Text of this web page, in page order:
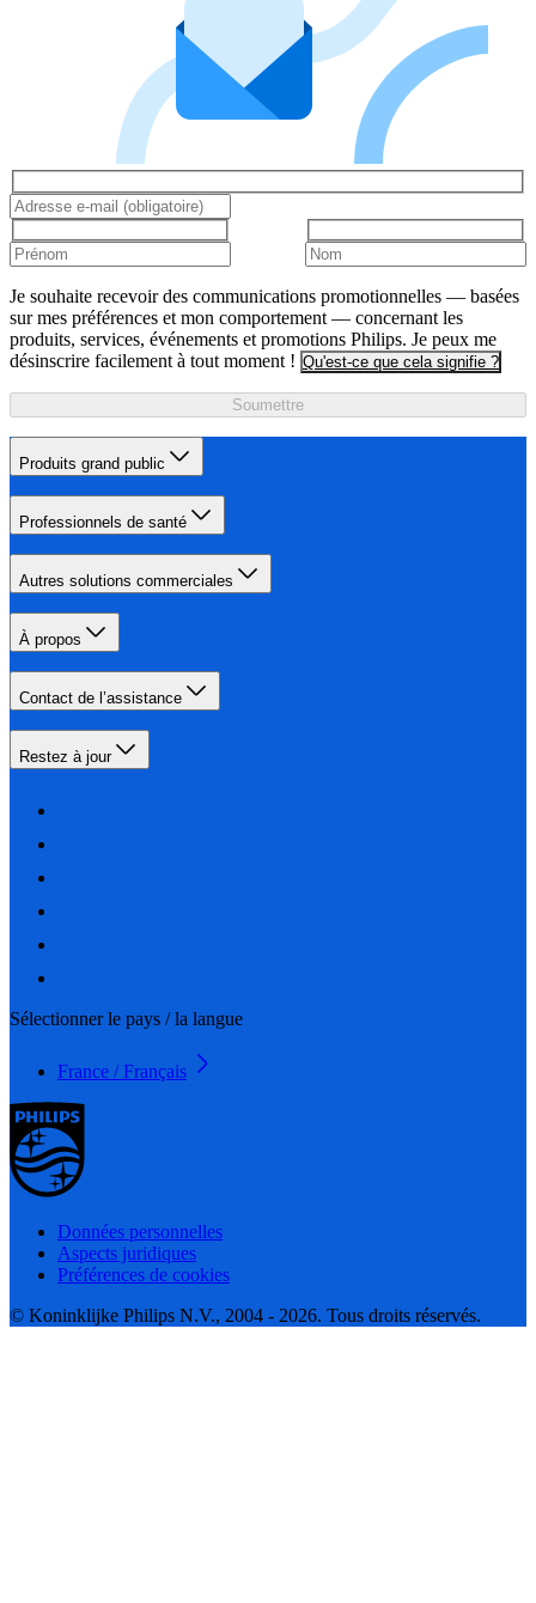
Je souhaite recevoir des communications promotionnelles — basées
sur mes préférences et mon comportement — concernant les
produits, services, événements et promotions Philips. Je peux me
désinscrire facilement à tout moment ! Qu'est-ce que cela signifie ?
Soumettre
Produits grand public
Professionnels de santé
Autres solutions commerciales
À propos
Contact de l’assistance
Restez à jour
Sélectionner le pays / la langue
France / Français
Données personnelles
Aspects juridiques
Préférences de cookies
© Koninklijke Philips N.V., 2004 - 2026. Tous droits réservés.